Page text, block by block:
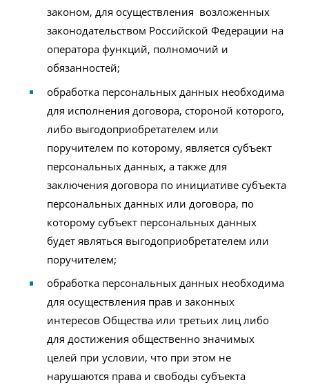
законом, для осуществления возложенных
законодательством Российской Федерации на
оператора функций, полномочий и
обязанностей;
обработка персональных данных необходима
для исполнения договора, стороной которого,
либо выгодоприобретателем или
поручителем по которому, является субъект
персональных данных, а также для
заключения договора по инициативе субъекта
персональных данных или договора, по
которому субъект персональных данных
будет являться выгодоприобретателем или
поручителем;
обработка персональных данных необходима
для осуществления прав и законных
интересов Общества или третьих лиц либо
для достижения общественно значимых
целей при условии, что при этом не
нарушаются права и свободы субъекта